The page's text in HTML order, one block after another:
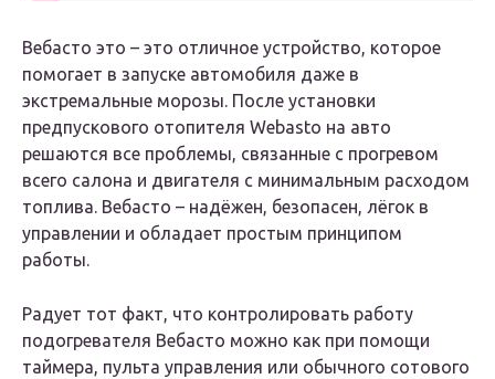
Вебасто это – это отличное устройство, которое
помогает в запуске автомобиля даже в
экстремальные морозы. После установки
предпускового отопителя Webasto на авто
решаются все проблемы, связанные с прогревом
всего салона и двигателя с минимальным расходом
топлива. Вебасто – надёжен, безопасен, лёгок в
управлении и обладает простым принципом
работы.
Радует тот факт, что контролировать работу
подогревателя Вебасто можно как при помощи
таймера, пульта управления или обычного сотового